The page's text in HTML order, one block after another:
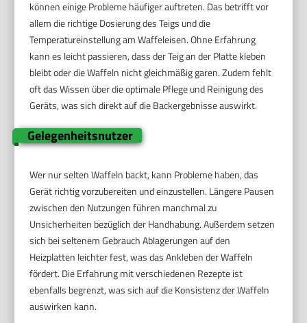
können einige Probleme häufiger auftreten. Das betrifft vor
allem die richtige Dosierung des Teigs und die
Temperatureinstellung am Waffeleisen. Ohne Erfahrung
kann es leicht passieren, dass der Teig an der Platte kleben
bleibt oder die Waffeln nicht gleichmäßig garen. Zudem fehlt
oft das Wissen über die optimale Pflege und Reinigung des
Geräts, was sich direkt auf die Backergebnisse auswirkt.
Gelegenheitsnutzer
Wer nur selten Waffeln backt, kann Probleme haben, das
Gerät richtig vorzubereiten und einzustellen. Längere Pausen
zwischen den Nutzungen führen manchmal zu
Unsicherheiten bezüglich der Handhabung. Außerdem setzen
sich bei seltenem Gebrauch Ablagerungen auf den
Heizplatten leichter fest, was das Ankleben der Waffeln
fördert. Die Erfahrung mit verschiedenen Rezepte ist
ebenfalls begrenzt, was sich auf die Konsistenz der Waffeln
auswirken kann.